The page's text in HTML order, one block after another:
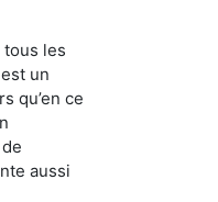
tous les
un
qu’en ce
aussi